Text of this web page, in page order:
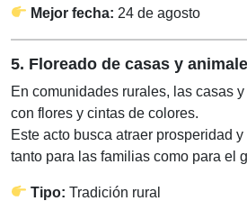
Mejor fecha: 24 de agosto
5. Floreado de casas y
En comunidades rurales, las casas
con flores y cintas de colores.
Este acto busca atraer prosperidad
tanto para las familias como para el
Tipo: Tradición rural